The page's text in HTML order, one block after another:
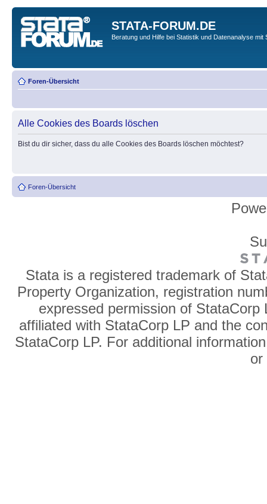
STATA-FORUM.DE
Beratung und Hilfe bei Statistik und Datenanalyse mit
Foren-Übersicht
Alle Cookies des Boards löschen
Bist du dir sicher, dass du alle Cookies des Boards löschen möchtest?
Foren-Übersicht
Stata is a registered trademark of
Property Organization, registration
expressed permission of
affiliated with StataCorp LP and the
StataCorp LP. For additional
or